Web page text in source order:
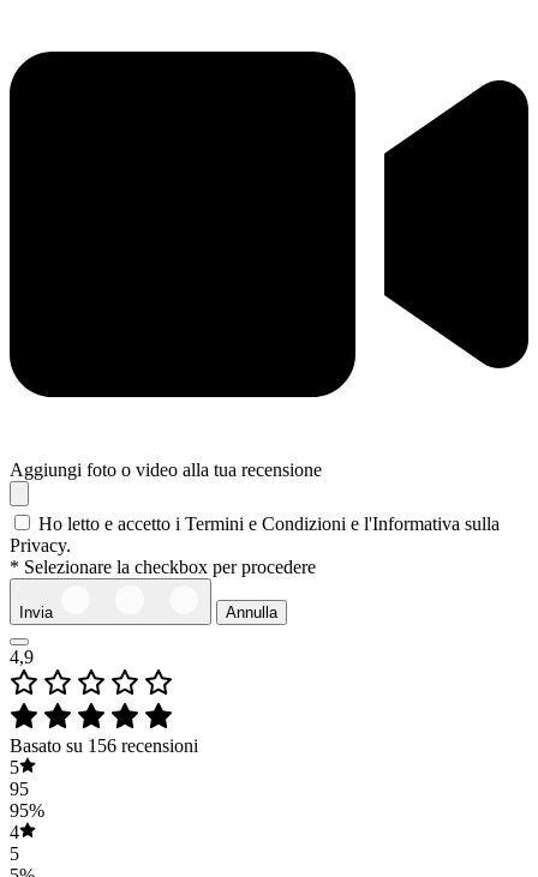
Aggiungi foto o video alla tua recensione
Ho letto e accetto i Termini e Condizioni e l'Informativa sulla
Privacy.
* Selezionare la checkbox per procedere
Invia Annulla
4,9
Basato su 156 recensioni
5
95
95%
4
5